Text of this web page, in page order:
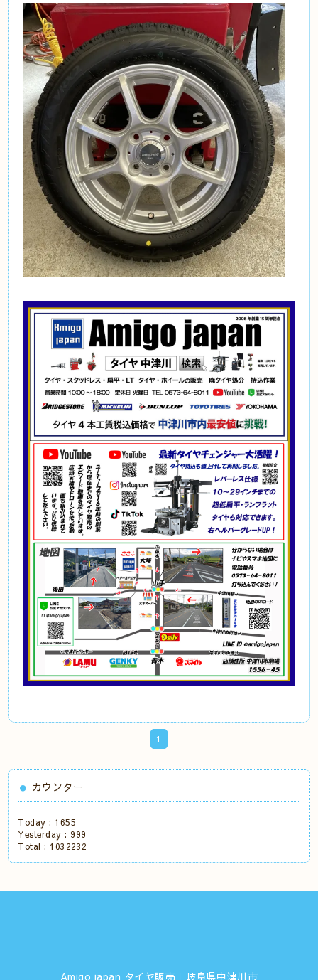
1
カウンター
Today : 1655
Yesterday :999
Total : 1032232
Amigo japan タイヤ販売｜岐阜県中津川市